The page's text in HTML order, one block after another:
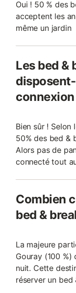
Oui ! 50 % des
acceptent les
même un jardin
Les bed &
Bien sûr ! Selon
50% des bed &
Alors pas de
connecté tout
Combien
bed &
La majeure
Gouray (100
nuit. Cette
réserver un bed